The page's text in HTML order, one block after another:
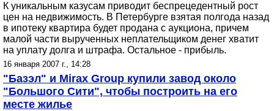
К уникальным казусам приводит беспрецедентный рост
цен на недвижимость. В Петербурге взятая полгода назад
в ипотеку квартира будет продана с аукциона, причем
малой части вырученных неплательщиком денег хватит
на уплату долга и штрафа. Остальное - прибыль.
16 января 2007 г., 14:28
"Базэл" и Mirax Group купили завод около
"Большого Сити", чтобы построить на его
месте жилье